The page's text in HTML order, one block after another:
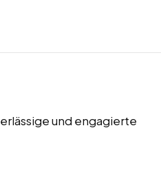
und engagierte